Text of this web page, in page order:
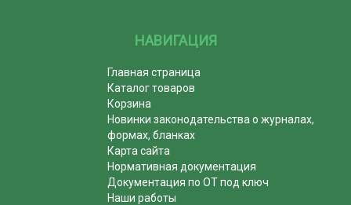
НАВИГАЦИЯ
Главная страница
Каталог товаров
Корзина
Новинки законодательства о журналах,
формах, бланках
Карта сайта
Нормативная документация
Документация по ОТ под ключ
Наши работы